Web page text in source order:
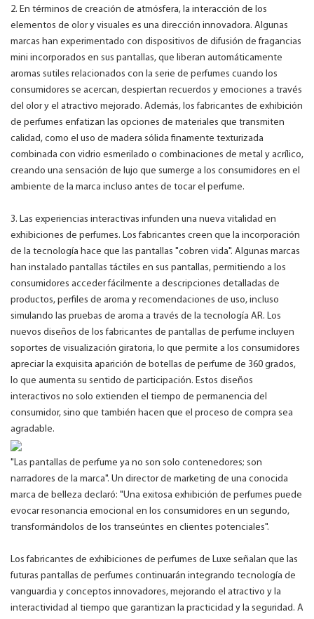
2. En términos de creación de atmósfera, la interacción de los
elementos de olor y visuales es una dirección innovadora. Algunas
marcas han experimentado con dispositivos de difusión de fragancias
mini incorporados en sus pantallas, que liberan automáticamente
aromas sutiles relacionados con la serie de perfumes cuando los
consumidores se acercan, despiertan recuerdos y emociones a través
del olor y el atractivo mejorado. Además, los fabricantes de exhibición
de perfumes enfatizan las opciones de materiales que transmiten
calidad, como el uso de madera sólida finamente texturizada
combinada con vidrio esmerilado o combinaciones de metal y acrílico,
creando una sensación de lujo que sumerge a los consumidores en el
ambiente de la marca incluso antes de tocar el perfume.
3. Las experiencias interactivas infunden una nueva vitalidad en
exhibiciones de perfumes. Los fabricantes creen que la incorporación
de la tecnología hace que las pantallas "cobren vida". Algunas marcas
han instalado pantallas táctiles en sus pantallas, permitiendo a los
consumidores acceder fácilmente a descripciones detalladas de
productos, perfiles de aroma y recomendaciones de uso, incluso
simulando las pruebas de aroma a través de la tecnología AR. Los
nuevos diseños de los fabricantes de pantallas de perfume incluyen
soportes de visualización giratoria, lo que permite a los consumidores
apreciar la exquisita aparición de botellas de perfume de 360 ​​grados,
lo que aumenta su sentido de participación. Estos diseños
interactivos no solo extienden el tiempo de permanencia del
consumidor, sino que también hacen que el proceso de compra sea
agradable.
"Las pantallas de perfume ya no son solo contenedores; son
narradores de la marca". Un director de marketing de una conocida
marca de belleza declaró: "Una exitosa exhibición de perfumes puede
evocar resonancia emocional en los consumidores en un segundo,
transformándolos de los transeúntes en clientes potenciales".
Los fabricantes de exhibiciones de perfumes de Luxe señalan que las
futuras pantallas de perfumes continuarán integrando tecnología de
vanguardia y conceptos innovadores, mejorando el atractivo y la
interactividad al tiempo que garantizan la practicidad y la seguridad. A